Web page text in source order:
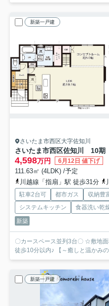
新築一戸建
さいたま市西区大字佐知川
4,598万円 6月12日 値下げ
111.63㎡ (4LDK) /予定
川越線「指扇」駅 徒歩31分
駐車2台可 都市ガス 収納豊
システムキッチン
食器洗い乾
新築
〇カースペース並列3台〇 ☆敷地面積47坪の角
徒歩10分以内♪ 【～癒しと温
新築一戸建